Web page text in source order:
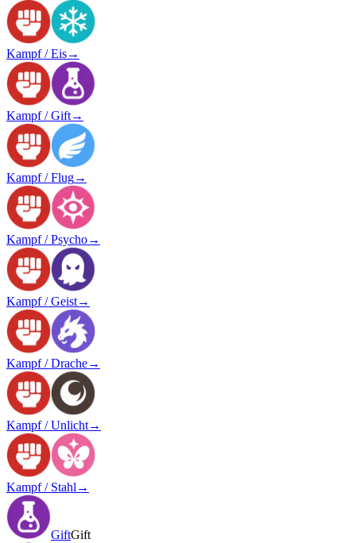
Kampf / Eis→
Kampf / Gift→
Kampf / Flug→
Kampf / Psycho→
Kampf / Geist→
Kampf / Drache→
Kampf / Unlicht→
Kampf / Stahl →
GiftGift